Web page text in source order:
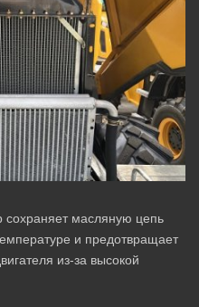
сохраняет масляную цепь
и предотвращает
из-за высокой